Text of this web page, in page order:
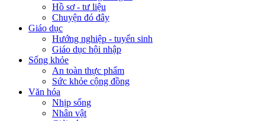
Hồ sơ - tư liệu
Chuyện đó đây
Giáo dục
Hướng nghiệp - tuyển sinh
Giáo dục hội nhập
Sống khỏe
An toàn thực phẩm
Sức khỏe cộng đồng
Văn hóa
Nhịp sống
Nhân vật